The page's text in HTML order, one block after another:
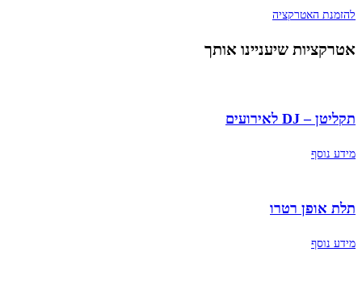
להזמנת האטרקציה
אטרקציות שיעניינו אותך
תקליטן – DJ לאירועים
מידע נוסף
תלת אופן רטרו
מידע נוסף